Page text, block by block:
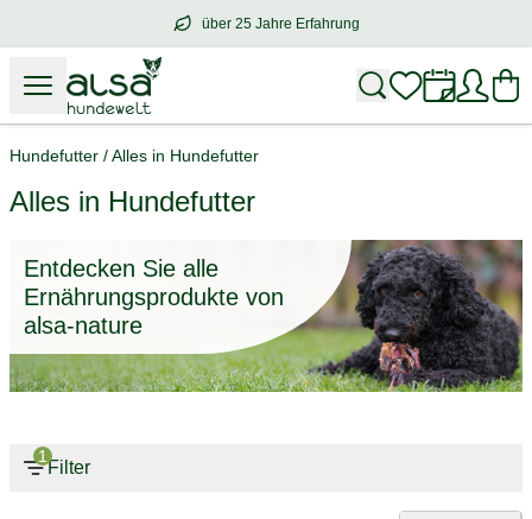
über 25 Jahre Erfahrung
über25 Jahre Erfahrung
Hundefutter /Alles in Hundefutter
Alles in Hundefutter
Entdecken Sie alle
Ernährungsprodukte von
alsa-nature
1
Filter